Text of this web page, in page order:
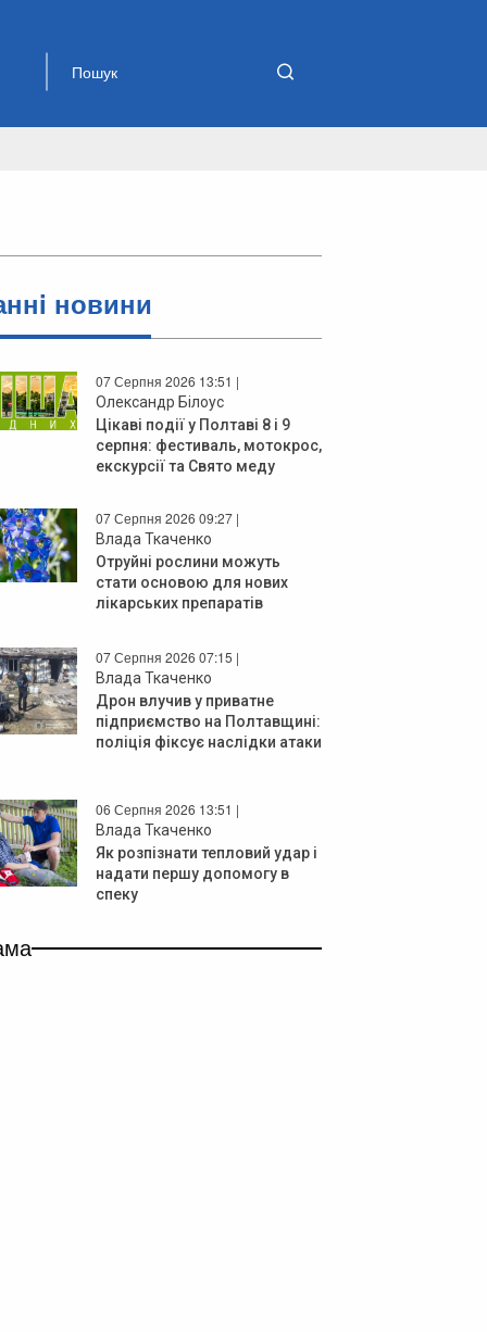
новини
07 Серпня 2026 13:51 |
Олександр Білоус
Цікаві події у Полтаві 8 і 9
серпня: фестиваль, мотокрос,
екскурсії та Свято меду
07 Серпня 2026 09:27 |
Влада Ткаченко
Отруйні рослини можуть
стати основою для нових
лікарських препаратів
07 Серпня 2026 07:15 |
Влада Ткаченко
Дрон влучив у приватне
підприємство на Полтавщині:
поліція фіксує наслідки атаки
06 Серпня 2026 13:51 |
Влада Ткаченко
Як розпізнати тепловий удар і
надати першу допомогу в
спеку